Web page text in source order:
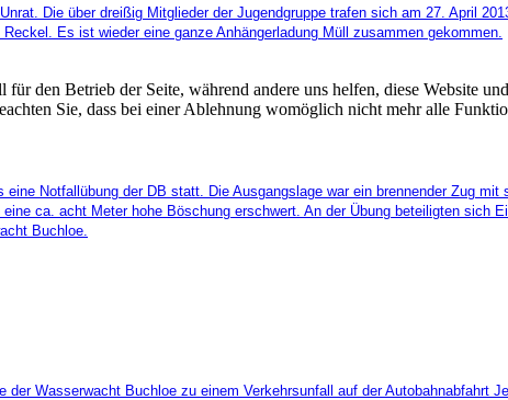
Die über dreißig Mitglieder der Jugendgruppe trafen sich am 27. April
Es ist wieder eine ganze Anhängerladung Müll zusammen gekommen.
Notfallübung der DB statt. Die Ausgangslage war ein brennender Zug
ca. acht Meter hohe Böschung erschwert. An der Übung beteiligten sich
Buchloe.
Wasserwacht Buchloe zu einem Verkehrsunfall auf der Autobahnabfahrt
den Betrieb der Seite, während andere uns helfen, diese Website
Sie, dass bei einer Ablehnung womöglich nicht mehr alle